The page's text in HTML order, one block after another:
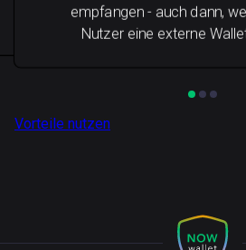
empfangen - auch dann,
Nutzer eine externe
Vorteile nutzen